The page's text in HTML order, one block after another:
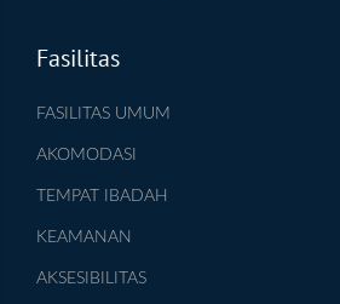
Fasilitas
FASILITAS UMUM
AKOMODASI
TEMPAT IBADAH
KEAMANAN
AKSESIBILITAS